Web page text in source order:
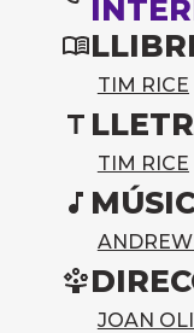
TIM RICE
TIM RICE
JOAN